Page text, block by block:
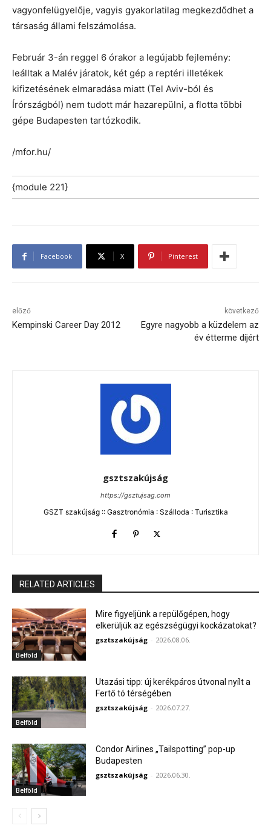
vagyonfelügyelője, vagyis gyakorlatilag megkezdődhet a
társaság állami felszámolása.
Február 3-án reggel 6 órakor a legújabb fejlemény:
leálltak a Malév járatok, két gép a reptéri illetékek
kifizetésének elmaradása miatt (Tel Aviv-ból és
Írórszágból) nem tudott már hazarepülni, a flotta többi
gépe Budapesten tartózkodik.
/mfor.hu/
{module 221}
Facebook X Pinterest
előző
Kempinski Career Day 2012
következő
Egyre nagyobb a küzdelem az
év étterme díjért
gsztszakújság
https://gsztujsag.com
GSZT szakújság :: Gasztronómia : Szálloda : Turisztika
RELATED ARTICLES
Belföld
Mire figyeljünk a repülőgépen, hogy
elkerüljük az egészségügyi kockázatokat?
gsztszakújság - 2026.08.06.
Belföld
Utazási tipp: új kerékpáros útvonal nyílt a
Fertő tó térségében
gsztszakújság - 2026.07.27.
Belföld
Condor Airlines „Tailspotting” pop-up
Budapesten
gsztszakújság - 2026.06.30.